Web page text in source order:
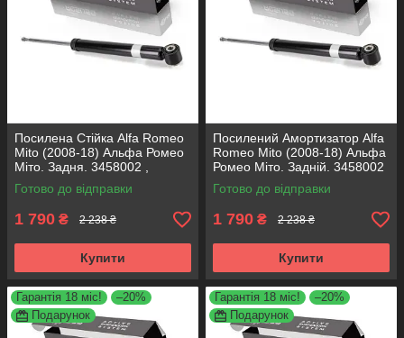
Посилена Стійка Alfa Romeo
Mito (2008-18) Альфа Ромео
Міто. Задня. 3458002 ,
317722. KOREA Аксусс!
Готово до відправки
1 790 ₴ 2 238 ₴
Купити
Посилений Амортизатор Alfa
Romeo Mito (2008-18) Альфа
Ромео Міто. Задній. 3458002
, 317722. KOREA Аксусс!
Готово до відправки
1 790 ₴ 2 238 ₴
Купити
Гарантія 18 міс!
–20%
Подарунок
Гарантія 18 міс!
–20%
Подарунок